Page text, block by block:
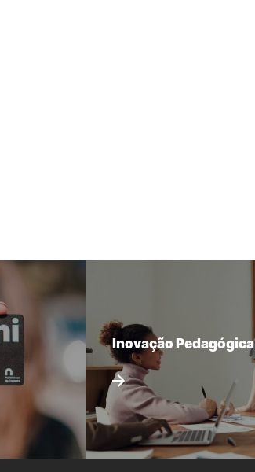
Inovação Pedagógica